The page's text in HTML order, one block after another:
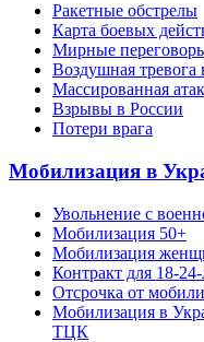
Ракетные обстрелы
Карта боевых
Мирные
Воздушная тревога
Массированная
Взрывы в России
Потери врага
Мобилизация в
Увольнение с
Мобилизация 50+
Мобилизация
Контракт для 18-
Отсрочка от
Мобилизация в
ТЦК